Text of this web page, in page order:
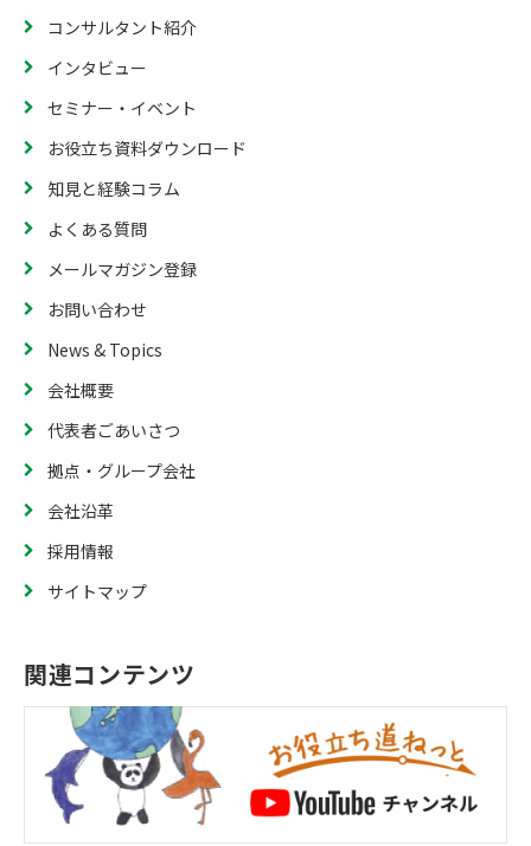
コンサルタント紹介
インタビュー
セミナー・イベント
お役立ち資料ダウンロード
知見と経験コラム
よくある質問
メールマガジン登録
お問い合わせ
News & Topics
会社概要
代表者ごあいさつ
拠点・グループ会社
会社沿革
採用情報
サイトマップ
関連コンテンツ